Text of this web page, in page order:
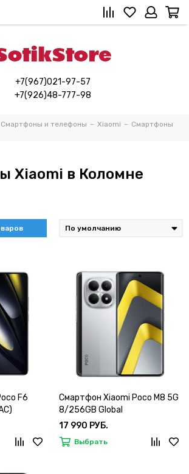
+7(967)021-97-57
+7(926)48-777-98
Смартфоны и телефоны Xiaomi
Смартфоны
Xiaomi в Коломне
F6
Смартфон Xiaomi Poco M8 5G
8/256GB Global
17 990 РУБ.
Выбрать